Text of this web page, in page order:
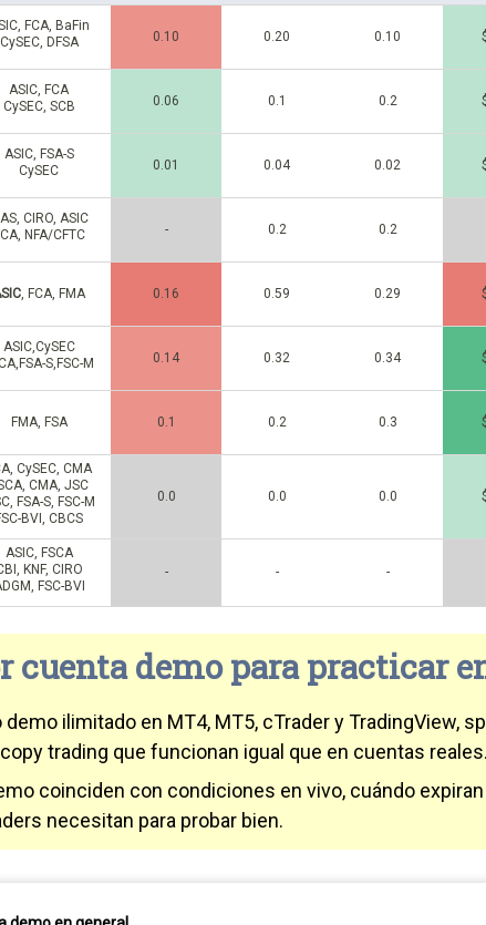
FCA, BaFin
CySEC, DFSA
0.10 0.20 0.10
ASIC, FCA
CySEC, SCB
0.06 0.1 0.2
ASIC, FSA-S
CySEC
0.01 0.04 0.02
CIRO, ASIC
NFA/CFTC
- 0.2 0.2
, FCA, FMA 0.16 0.59 0.29
ASIC,CySEC
S,FSC-M
0.14 0.32 0.34
FMA, FSA 0.1 0.2 0.3
CySEC, CMA
CMA, JSC
FSA-S, FSC-M
BVI, CBCS
0.0 0.0 0.0
ASIC, FSCA
KNF, CIRO
FSC-BVI
- - -
cuenta demo para practicar
ilimitado en MT4, MT5, cTrader y TradingView,
trading que funcionan igual que en cuentas reales.
coinciden con condiciones en vivo, cuándo
necesitan para probar bien.